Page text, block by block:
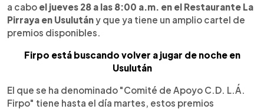
a cabo el jueves 28 a las 8:00 a.m. en el Restaurante La
Pirraya en Usulutány que ya tiene un amplio cartel de
premios disponibles.
Firpo está buscando volver a jugar de noche en
Usulután
El que se ha denominado "Comité de Apoyo C.D. L.Á.
Firpo" tiene hasta el día martes, estos premios